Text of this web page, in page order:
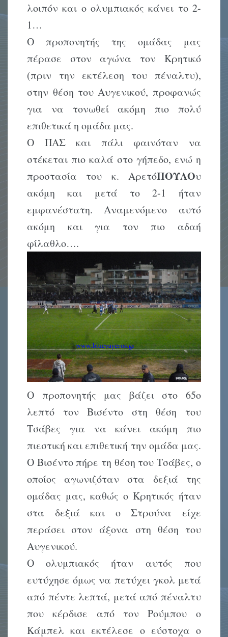
λοιπόν και ο ολυμπιακός κάνει το 2-
1…
Ο προπονητής της ομάδας μας
πέρασε στον αγώνα τον Κρητικό
(πριν την εκτέλεση του πέναλτυ),
στην θέση του Αυγενικού, προφανώς
για να τονωθεί ακόμη πιο πολύ
επιθετικά η ομάδα μας.
Ο ΠΑΣ και πάλι φαινόταν να
στέκεται πιο καλά στο γήπεδο, ενώ η
προστασία του κ. ΑρετόΠΟΥΛΟυ
ακόμη και μετά το 2-1 ήταν
εμφανέστατη. Αναμενόμενο αυτό
ακόμη και για τον πιο αδαή
φίλαθλο….
Ο προπονητής μας βάζει στο 65ο
λεπτό τον Βισέντο στη θέση του
Τσάβες για να κάνει ακόμη πιο
πιεστική και επιθετική την ομάδα μας.
Ο Βισέντο πήρε τη θέση του Τσάβες, ο
οποίος αγωνιζόταν στα δεξιά της
ομάδας μας, καθώς ο Κρητικός ήταν
στα δεξιά και ο Στρούνα είχε
περάσει στον άξονα στη θέση του
Αυγενικού.
Ο ολυμπιακός ήταν αυτός που
ευτύχησε όμως να πετύχει γκολ μετά
από πέντε λεπτά, μετά από πέναλτυ
που κέρδισε από τον Ρούμπου ο
Κάμπελ και εκτέλεσε ο εύστοχα ο